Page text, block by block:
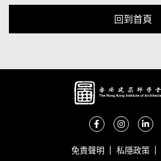
回到首頁
免責聲明 私隱政策